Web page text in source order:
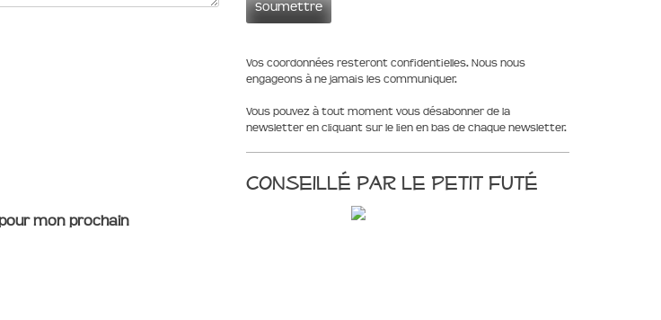
mon prochain
Vos coordonnées resteront confidentielles. Nous nous
engageons à ne jamais les communiquer.
Vous pouvez à tout moment vous désabonner de la
newsletter en cliquant sur le lien en bas de chaque newsletter.
Conseillé par le Petit Futé